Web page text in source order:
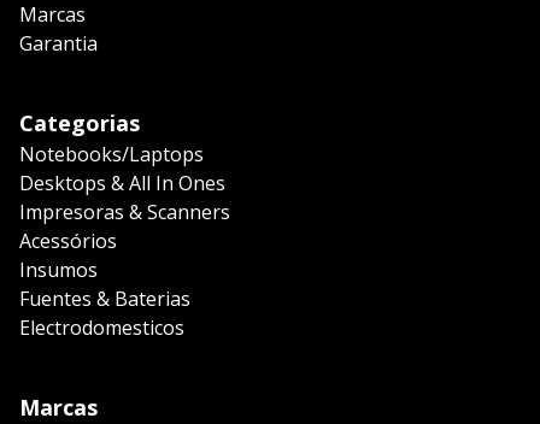
Marcas
Garantia
Categorias
Notebooks/Laptops
Desktops & All In Ones
Impresoras & Scanners
Acessórios
Insumos
Fuentes & Baterias
Electrodomesticos
Marcas